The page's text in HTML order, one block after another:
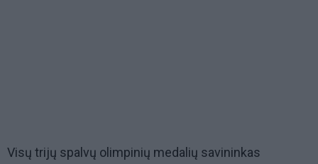
Visų trijų spalvų olimpinių medalių savininkas